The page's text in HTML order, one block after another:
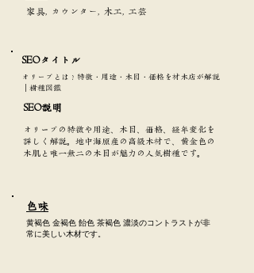
家具, カウンター, 木工, 工芸
SEOタイトル​
オリーブとは？特徴・用途・木目・価格を材木店が解説
｜樹種図鑑
SEO説明
オリーブの特徴や用途、木目、価格、経年変化を
詳しく解説。地中海原産の高級木材で、黄金色の
木肌と唯一無二の木目が魅力の人気樹種です。
​色味
黄褐色 金褐色 飴色 茶褐色 濃淡のコントラストが非
常に美しい木材です。